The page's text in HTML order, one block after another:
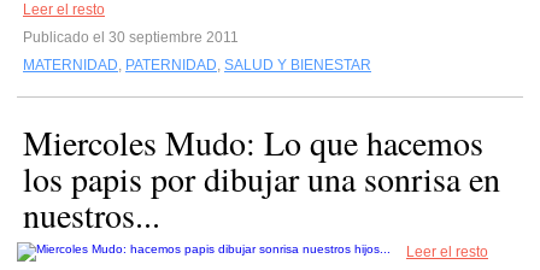
Leer el resto
Publicado el 30 septiembre 2011
MATERNIDAD, PATERNIDAD, SALUD Y BIENESTAR
Miercoles Mudo: Lo que hacemos
los papis por dibujar una sonrisa en
nuestros...
Leer el resto